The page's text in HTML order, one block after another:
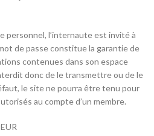
personnel, l’internaute est invité à
de passe constitue la garantie de
contenues dans son espace
donc de le transmettre ou de le
le site ne pourra être tenu pour
au compte d’un membre.